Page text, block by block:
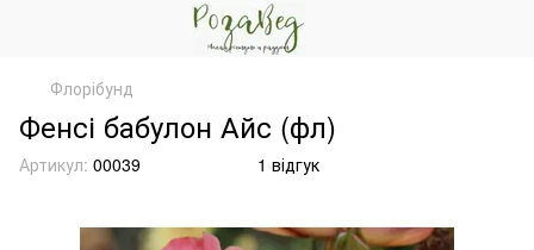
Флорібунд
Фенсі бабулон Айс (фл)
Артикул: 00039 1 відгук